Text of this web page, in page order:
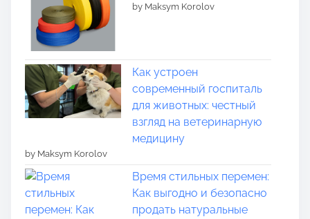
by Maksym Korolov
Как устроен
современный госпиталь
для животных: честный
взгляд на ветеринарную
медицину
by Maksym Korolov
Время стильных перемен:
Как выгодно и безопасно
продать натуральные